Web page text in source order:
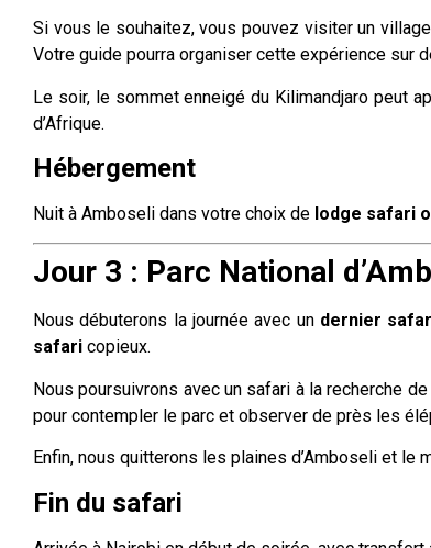
Si vous le souhaitez, vous pouvez visiter un village
Votre guide pourra organiser cette expérience sur
Le soir, le sommet enneigé du Kilimandjaro peut
d’Afrique.
Hébergement
Nuit à Amboseli dans votre choix de lodge safari
Jour 3 : Parc National
Nous débuterons la journée avec un dernier
safari copieux.
Nous poursuivrons avec un safari à la recherche
pour contempler le parc et observer de près les
Enfin, nous quitterons les plaines d’Amboseli et le
Fin du safari